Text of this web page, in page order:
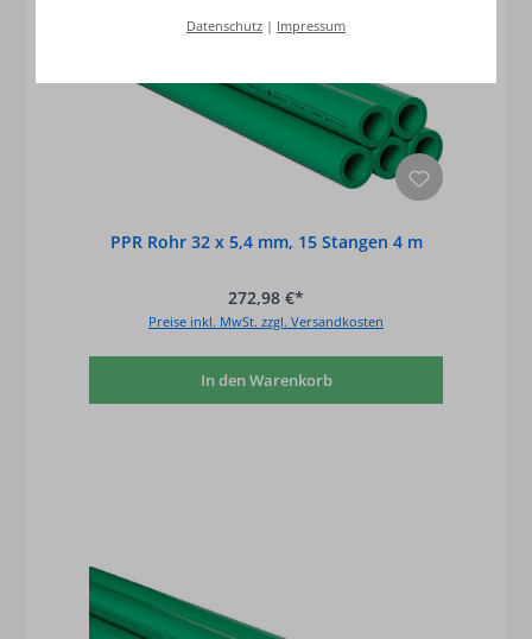
PPR Rohr 32 x 5,4 mm, 15 Stangen 4 m
272,98 €*
Preise inkl. MwSt. zzgl. Versandkosten
In den Warenkorb
Datenschutz | Impressum